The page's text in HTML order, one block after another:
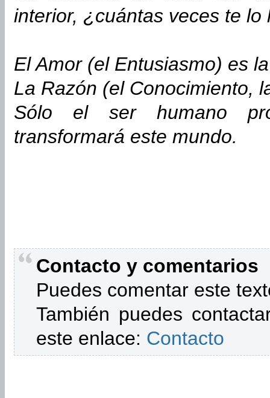
interior, ¿cuántas veces te lo
El Amor (el Entusiasmo) es
La Razón (el Conocimiento,
Sólo el ser humano
transformará este mundo.
Contacto y comentarios
Puedes comentar este
También puedes
este enlace: Contacto